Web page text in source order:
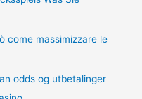
come massimizzare le
odds og utbetalinger